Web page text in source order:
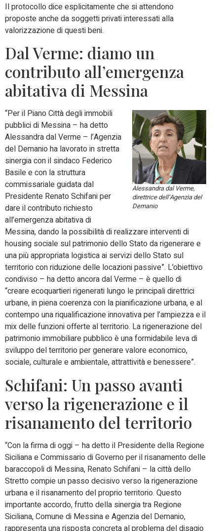
Il protocollo dice esplicitamente che si attendono
proposte anche da soggetti privati interessati alla
valorizzazione di questi beni.
Dal Verme: diamo un
contributo all’emergenza
abitativa di Messina
Alessandra dal Verme,
direttrice dell’Agenzia del
Demanio
“Per il Piano Città degli immobili
pubblici di Messina – ha detto
Alessandra dal Verme – l’Agenzia
del Demanio ha lavorato in stretta
sinergia con il sindaco Federico
Basile e con la struttura
commissariale guidata dal
Presidente Renato Schifani per
dare il contributo richiesto
all’emergenza abitativa di
Messina, dando la possibilità di realizzare interventi di
housing sociale sul patrimonio dello Stato da rigenerare e
una più appropriata logistica ai servizi dello Stato sul
territorio con riduzione delle locazioni passive”. L’obiettivo
condiviso – ha detto ancora dal Verme – è quello di
“creare ecoquartieri rigenerati lungo le principali direttrici
urbane, in piena coerenza con la pianificazione urbana, e al
contempo una riqualificazione innovativa per l’ampiezza e il
mix delle funzioni offerte al territorio. La rigenerazione del
patrimonio immobiliare pubblico è una formidabile leva di
sviluppo del territorio per generare valore economico,
sociale, culturale e ambientale, attrattività e benessere”.
Schifani: Un passo avanti
verso la rigenerazione e il
risanamento del territorio
“Con la firma di oggi – ha detto il Presidente della Regione
Siciliana e Commissario di Governo per il risanamento delle
baraccopoli di Messina, Renato Schifani – la città dello
Stretto compie un passo decisivo verso la rigenerazione
urbana e il risanamento del proprio territorio. Questo
importante accordo, frutto della sinergia tra Regione
Siciliana, Comune di Messina e Agenzia del Demanio,
rappresenta una risposta concreta al problema del disagio